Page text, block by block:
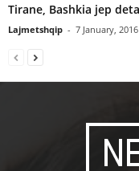
Tirane, Bashkia jep
Lajmetshqip - 7 January, 2016